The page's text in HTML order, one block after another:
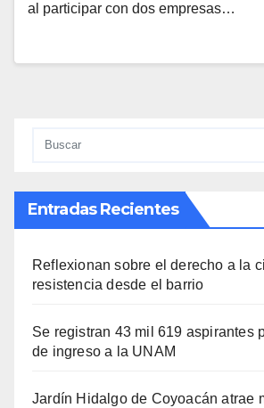
al participar con dos empresas…
Entradas Recientes
Reflexionan sobre el derecho a la
resistencia desde el barrio
Se registran 43 mil 619 aspirantes
de ingreso a la UNAM
Jardín Hidalgo de Coyoacán atrae